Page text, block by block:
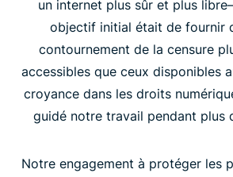
Soutien pour les activistes et les
Ressources
Dernières actualités sur les droits
Abonnez-vous pour des mises à
un internet plus sûr et plus
objectif initial était de fournir
contournement de la censure
accessibles que ceux disponibles
croyance dans les droits
guidé notre travail pendant plus
Notre engagement à protéger les